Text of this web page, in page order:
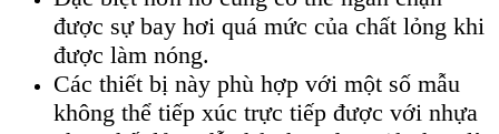
được sự bay hơi quá mức của chất lỏng khi
được làm nóng.
Các thiết bị này phù hợp với một số mẫu
không thể tiếp xúc trực tiếp được với nhựa